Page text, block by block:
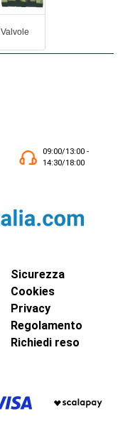
Valvole
09:00/13:00 -
14:30/18:00
Sicurezza
Cookies
Privacy
Regolamento
Richiedi reso